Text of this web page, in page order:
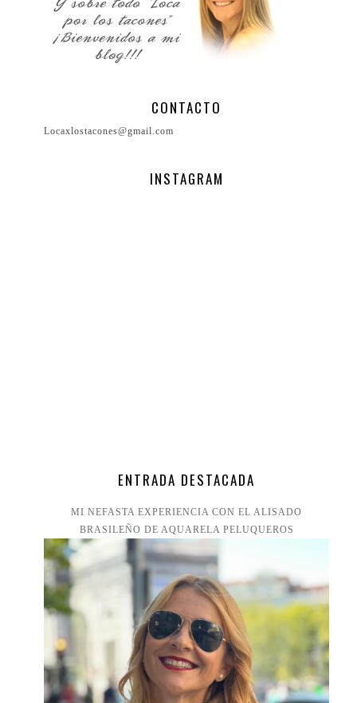
CONTACTO
Locaxlostacones@gmail.com
INSTAGRAM
ENTRADA DESTACADA
MI NEFASTA EXPERIENCIA CON EL ALISADO
BRASILEÑO DE AQUARELA PELUQUEROS